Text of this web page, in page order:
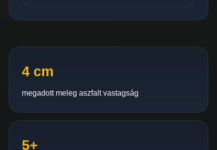
4 cm
megadott meleg aszfalt vastagság
5+